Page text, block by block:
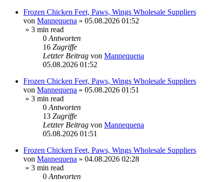
Frozen Chicken Feet, Paws, Wings Wholesale Suppliers
von Mannequena » 05.08.2026 01:52
» 3 min read
0 Antworten
16 Zugriffe
Letzter Beitrag von Mannequena
05.08.2026 01:52
Frozen Chicken Feet, Paws, Wings Wholesale Suppliers
von Mannequena » 05.08.2026 01:51
» 3 min read
0 Antworten
13 Zugriffe
Letzter Beitrag von Mannequena
05.08.2026 01:51
Frozen Chicken Feet, Paws, Wings Wholesale Suppliers
von Mannequena » 04.08.2026 02:28
» 3 min read
0 Antworten